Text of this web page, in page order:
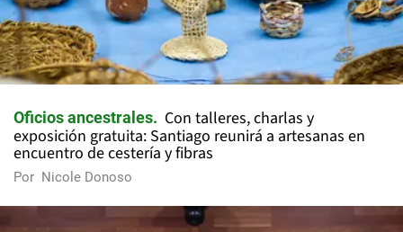
Oficios ancestrales
Con talleres, charlas y
exposición gratuita: Santiago reunirá a artesanas en
encuentro de cestería y fibras
Por Nicole Donoso